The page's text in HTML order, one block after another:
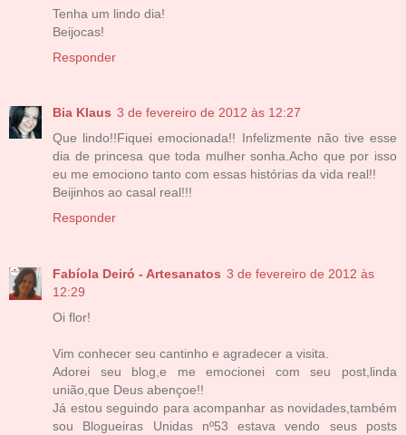
Tenha um lindo dia!
Beijocas!
Responder
Bia Klaus 3 de fevereiro de 2012 às 12:27
Que lindo!!Fiquei emocionada!! Infelizmente não tive esse
dia de princesa que toda mulher sonha.Acho que por isso
eu me emociono tanto com essas histórias da vida real!!
Beijinhos ao casal real!!!
Responder
Fabíola Deiró - Artesanatos 3 de fevereiro de 2012 às
12:29
Oi flor!
Vim conhecer seu cantinho e agradecer a visita.
Adorei seu blog,e me emocionei com seu post,linda
união,que Deus abençoe!!
Já estou seguindo para acompanhar as novidades,também
sou Blogueiras Unidas nº53 estava vendo seus posts